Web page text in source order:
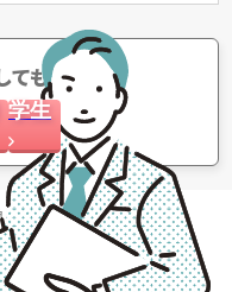
てもらう
学生
つかりました
次の30件 >>